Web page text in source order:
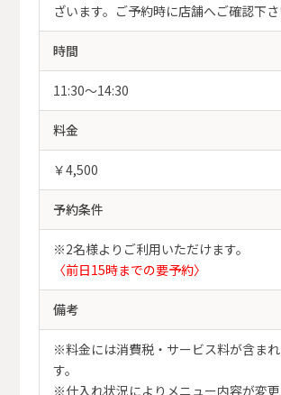
ざいます。ご予約時に店舗へご確認下さ
時間
11:30～14:30
料金
￥4,500
予約条件
※2名様よりご利用いただけます。
〈前日15時までの要予約〉
備考
※料金には消費税・サービス料が含ま
す。
※仕入れ状況によりメニュー内容が変